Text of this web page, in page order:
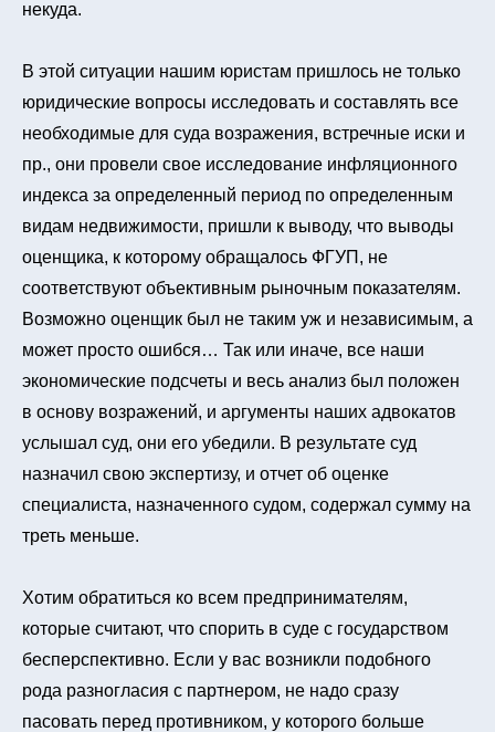
некуда.
В этой ситуации нашим юристам пришлось не только
юридические вопросы исследовать и составлять все
необходимые для суда возражения, встречные иски и
пр., они провели свое исследование инфляционного
индекса за определенный период по определенным
видам недвижимости, пришли к выводу, что выводы
оценщика, к которому обращалось ФГУП, не
соответствуют объективным рыночным показателям.
Возможно оценщик был не таким уж и независимым, а
может просто ошибся… Так или иначе, все наши
экономические подсчеты и весь анализ был положен
в основу возражений, и аргументы наших адвокатов
услышал суд, они его убедили. В результате суд
назначил свою экспертизу, и отчет об оценке
специалиста, назначенного судом, содержал сумму на
треть меньше.
Хотим обратиться ко всем предпринимателям,
которые считают, что спорить в суде с государством
бесперспективно. Если у вас возникли подобного
рода разногласия с партнером, не надо сразу
пасовать перед противником, у которого больше